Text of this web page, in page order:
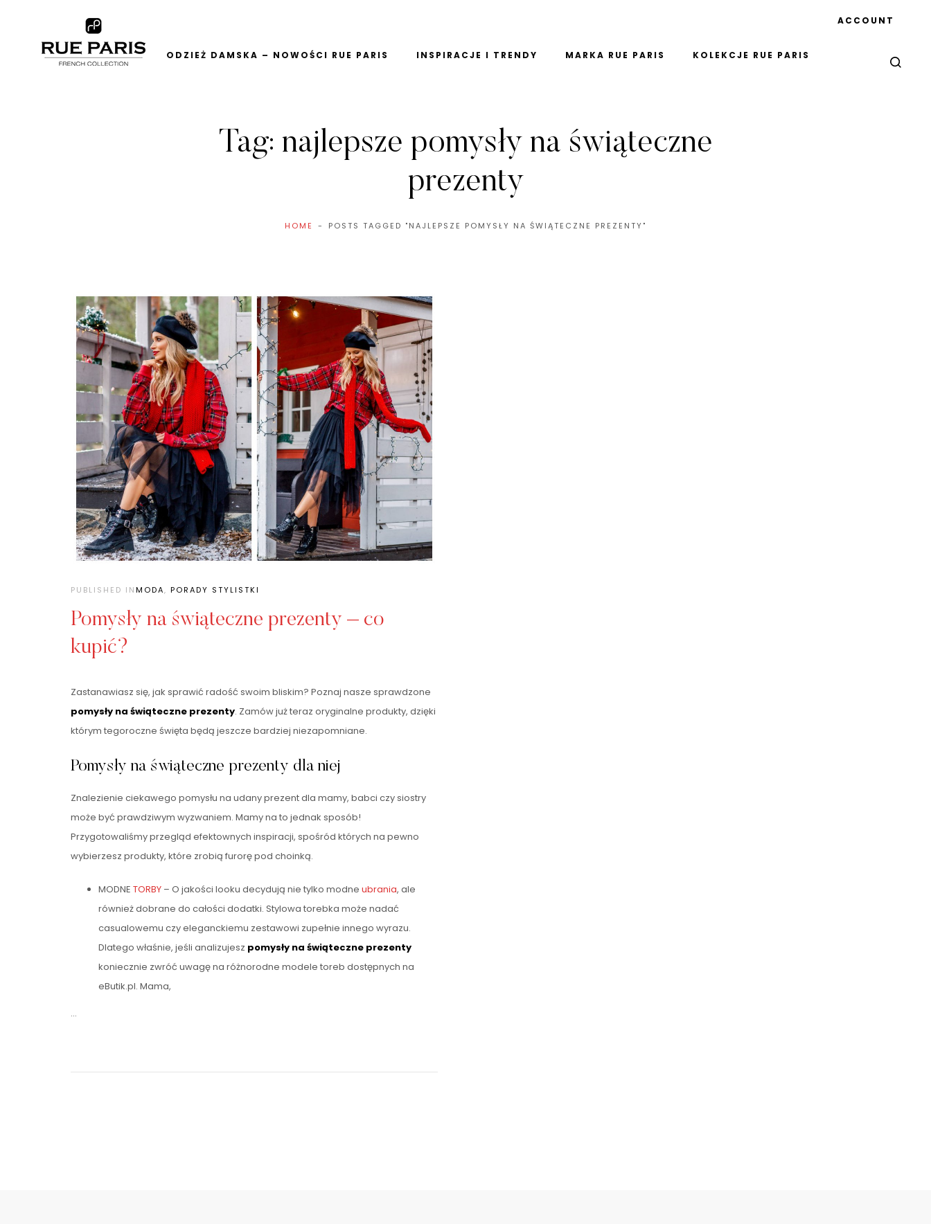
ODZIEŻ DAMSKA – NOWOŚCI RUE PARIS INSPIRACJE I TRENDY MARKA RUE PARIS KOLEKCJE RUE PARIS
ACCOUNT
Tag: najlepsze pomysły na świąteczne
prezenty
HOME POSTS TAGGED "NAJLEPSZE POMYSŁY NA ŚWIĄTECZNE PREZENTY"
PUBLISHED INMODA, PORADY STYLISTKI
Pomysły na świąteczne prezenty – co
kupić?
Zastanawiasz się, jak sprawić radość swoim bliskim? Poznaj nasze sprawdzone
pomysły na świąteczne prezenty. Zamów już teraz oryginalne produkty, dzięki
którym tegoroczne święta będą jeszcze bardziej niezapomniane.
Pomysły na świąteczne prezenty dla niej
Znalezienie ciekawego pomysłu na udany prezent dla mamy, babci czy siostry
może być prawdziwym wyzwaniem. Mamy na to jednak sposób!
Przygotowaliśmy przegląd efektownych inspiracji, spośród których na pewno
wybierzesz produkty, które zrobią furorę pod choinką.
MODNE TORBY – O jakości looku decydują nie tylko modne ubrania, ale
również dobrane do całości dodatki. Stylowa torebka może nadać
casualowemu czy eleganckiemu zestawowi zupełnie innego wyrazu.
Dlatego właśnie, jeśli analizujesz pomysły na świąteczne prezenty
koniecznie zwróć uwagę na różnorodne modele toreb dostępnych na
eButik.pl. Mama,
…